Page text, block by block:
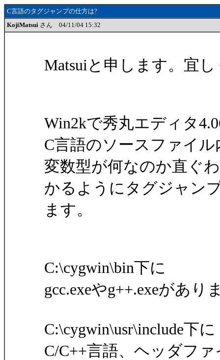
C言語のタグジャンプの仕方は?
KojiMatsui さん 04/11/04 15:32
Matsuiと申します。宜
Win2kで秀丸エディタ
C言語のソースファイ
変数型が何なのか直ぐわ
かるようにタグジャン
ます。
C:\cygwin\bin下に
gcc.exeやg++.exeがあり
C:\cygwin\usr\include下に
C/C++言語、ヘッダフ